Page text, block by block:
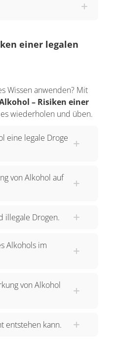
legale Droge.
Alkoholische
Gesellschaft zu
bezeichnet. Man
auch als
Das Trinken von
Bestandteil
Daher gehört
die
In jedem Supermarkt
unterschiedlichen
10 Prozent, Wodka
oder mehr. Das
nimmt man eine
Alkohol zu sich.
schneller
einer legalen
Wissen anwenden? Mit
– Risiken einer
wiederholen und üben.
eine legale Droge
von Alkohol auf
illegale Drogen.
Alkohols im
von Alkohol
entstehen kann.